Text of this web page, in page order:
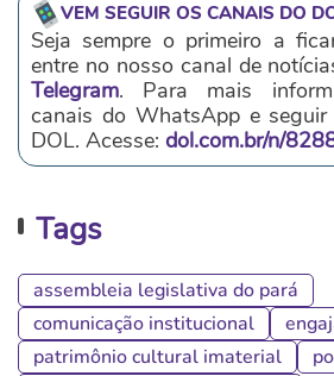
VEM SEGUIR OS CANAIS DO
Seja sempre o primeiro a
entre no nosso canal de
Telegram. Para mais
canais do WhatsApp e
DOL. Acesse: dol.com.br/n/
Tags
assembleia legislativa do pará
comunicação institucional
patrimônio cultural imaterial